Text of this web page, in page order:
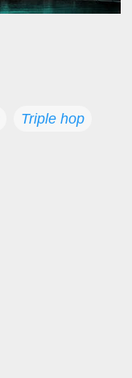
Triple hop